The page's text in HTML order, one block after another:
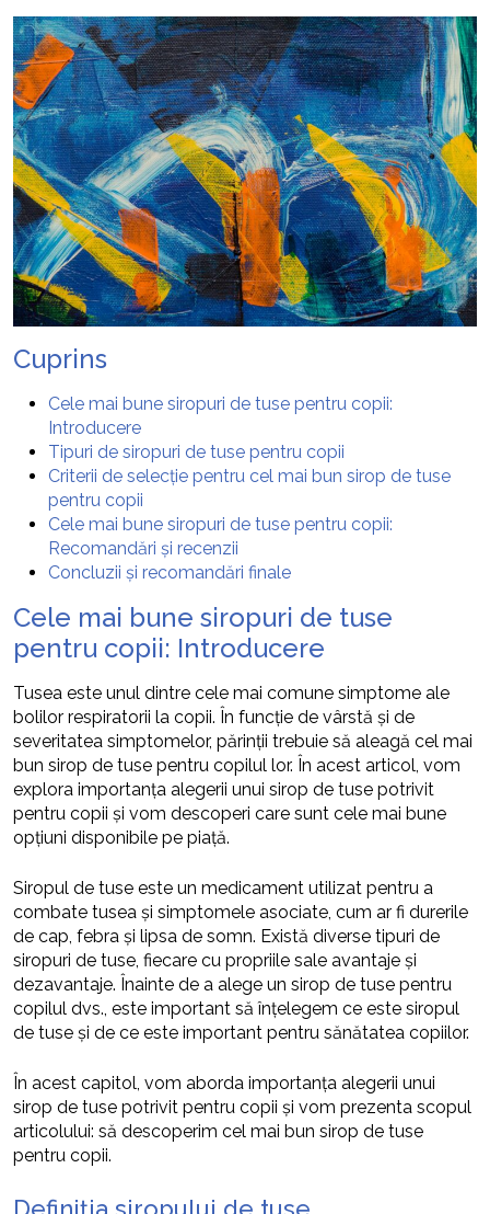
Cuprins
Cele mai bune siropuri de tuse pentru copii:
Introducere
Tipuri de siropuri de tuse pentru copii
Criterii de selecție pentru cel mai bun sirop de tuse
pentru copii
Cele mai bune siropuri de tuse pentru copii:
Recomandări și recenzii
Concluzii și recomandări finale
Cele mai bune siropuri de tuse
pentru copii: Introducere
Tusea este unul dintre cele mai comune simptome ale
bolilor respiratorii la copii. În funcție de vârstă și de
severitatea simptomelor, părinții trebuie să aleagă cel mai
bun sirop de tuse pentru copilul lor. În acest articol, vom
explora importanța alegerii unui sirop de tuse potrivit
pentru copii și vom descoperi care sunt cele mai bune
opțiuni disponibile pe piață.
Siropul de tuse este un medicament utilizat pentru a
combate tusea și simptomele asociate, cum ar fi durerile
de cap, febra și lipsa de somn. Există diverse tipuri de
siropuri de tuse, fiecare cu propriile sale avantaje și
dezavantaje. Înainte de a alege un sirop de tuse pentru
copilul dvs., este important să înțelegem ce este siropul
de tuse și de ce este important pentru sănătatea copiilor.
În acest capitol, vom aborda importanța alegerii unui
sirop de tuse potrivit pentru copii și vom prezenta scopul
articolului: să descoperim cel mai bun sirop de tuse
pentru copii.
Definiția siropului de tuse